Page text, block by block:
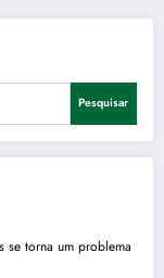
Pesquisar
se torna um problema